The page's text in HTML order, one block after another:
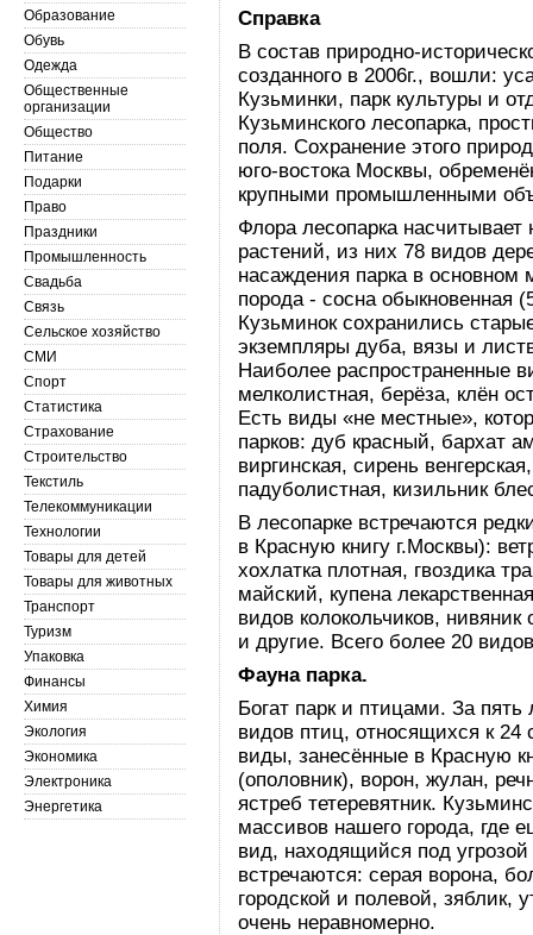
Справка
В состав природно-
созданного в 2006г., вошли:
Кузьминки, парк культуры и
Кузьминского лесопарка,
поля. Сохранение этого
юго-востока Москвы,
крупными промышленными
Флора лесопарка насчитывает
растений, из них 78 видов
насаждения парка в
порода - сосна обыкновенная
Кузьминок сохранились
экземпляры дуба, вязы и
Наиболее распространенные
мелколистная, берёза, клён
Есть виды «не местные»,
парков: дуб красный, бархат
виргинская, сирень
падуболистная, кизильник
В лесопарке встречаются
в Красную книгу г.Москвы):
хохлатка плотная, гвоздика
майский, купена
видов колокольчиков,
и другие. Всего более 20
Фауна парка.
Богат парк и птицами. За
видов птиц, относящихся к
виды, занесённые в Красную
(ополовник), ворон, жулан,
ястреб тетеревятник.
массивов нашего города, где
вид, находящийся под
встречаются: серая ворона,
городской и полевой, зяблик,
очень неравномерно.
Образование
Обувь
Одежда
Общественные
организации
Общество
Питание
Подарки
Право
Праздники
Промышленность
Свадьба
Связь
Сельское хозяйство
СМИ
Спорт
Статистика
Страхование
Строительство
Текстиль
Телекоммуникации
Технологии
Товары для детей
Товары для животных
Транспорт
Туризм
Упаковка
Финансы
Химия
Экология
Экономика
Электроника
Энергетика